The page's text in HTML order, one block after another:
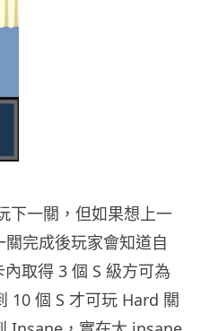
下一關，但如果想上一
完成後玩家會知道自
取得 3 個 S 級方可為
10 個 S 才可玩 Hard 關